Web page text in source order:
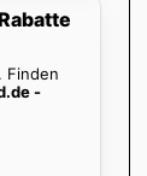
Finden
-